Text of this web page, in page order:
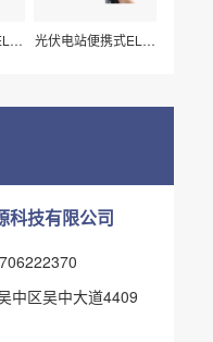
扫
光伏电站便携式EL检
科技有限公司
中区吴中大道4409